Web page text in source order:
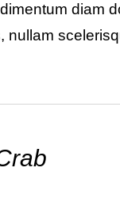
diam
nullam